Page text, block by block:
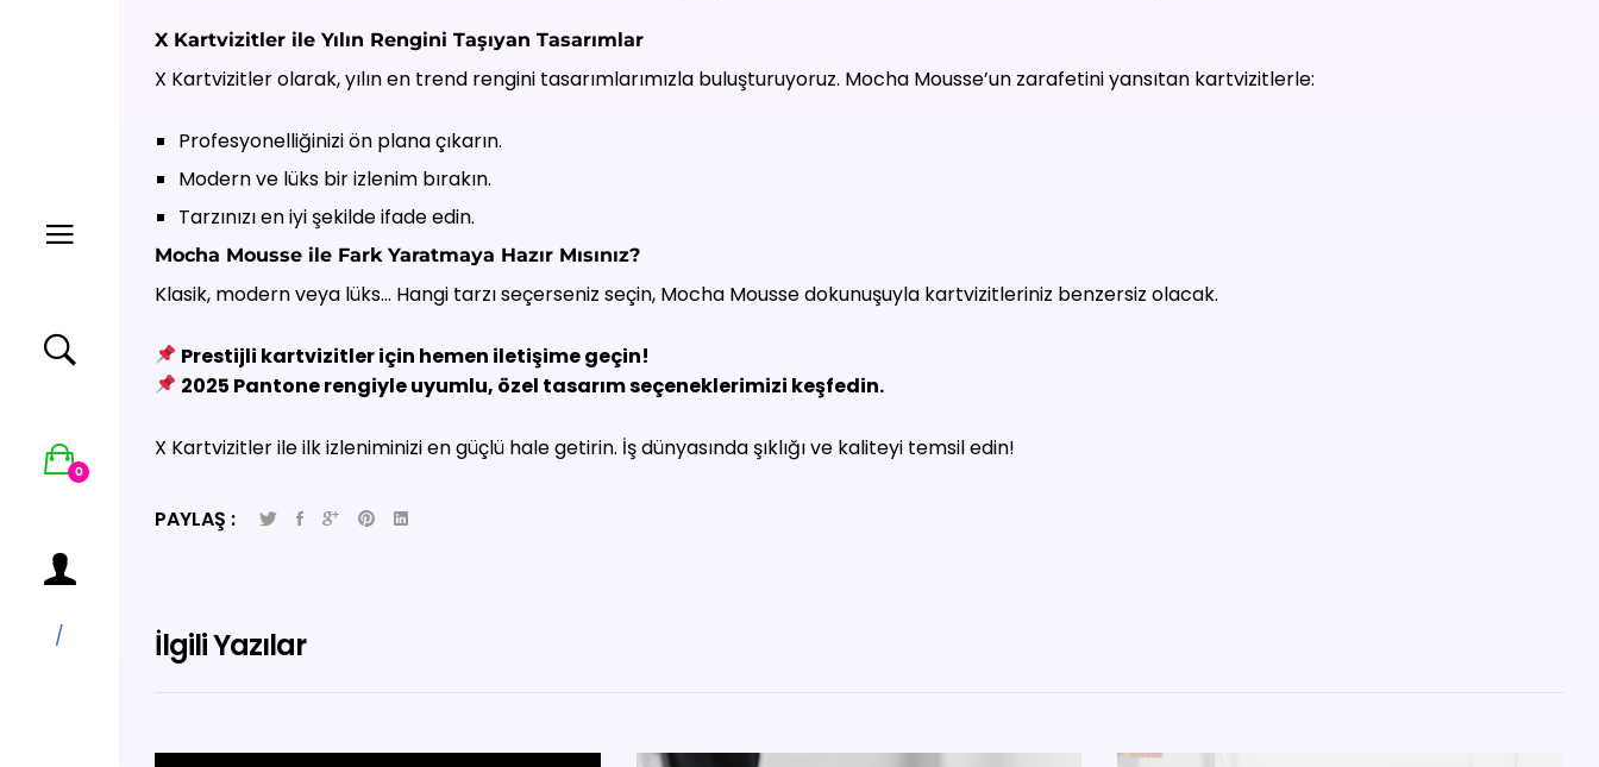
0
/
X Kartvizitler ile Yılın Rengini Taşıyan Tasarımlar
X Kartvizitler olarak, yılın en trend rengini tasarımlarımızla buluşturuyoruz. Mocha Mousse’un zarafetini yansıtan kartvizitlerle:
Profesyonelliğinizi ön plana çıkarın.
Modern ve lüks bir izlenim bırakın.
Tarzınızı en iyi şekilde ifade edin.
Mocha Mousse ile Fark Yaratmaya Hazır Mısınız?
Klasik, modern veya lüks… Hangi tarzı seçerseniz seçin, Mocha Mousse dokunuşuyla kartvizitleriniz benzersiz olacak.
Prestijli kartvizitler için hemen iletişime geçin!
2025 Pantone rengiyle uyumlu, özel tasarım seçeneklerimizi keşfedin.
X Kartvizitler ile ilk izleniminizi en güçlü hale getirin. İş dünyasında şıklığı ve kaliteyi temsil edin!
PAYLAŞ :
İlgili Yazılar